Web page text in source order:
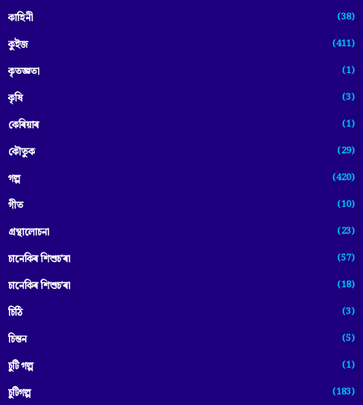
কাহিনী (38)
কুইজ (411)
কৃতজ্ঞতা (1)
কৃষি (3)
কেৰিয়াৰ (1)
কৌতুক (29)
গল্প (420)
গীত (10)
গ্ৰন্থালোচনা (23)
চানেকিৰ শিশুচ'ৰা (57)
চানেকিৰ শিশুচ’ৰা (18)
চিঠি (3)
চিন্তন (5)
চুটি গল্প (1)
চুটিগল্প (183)